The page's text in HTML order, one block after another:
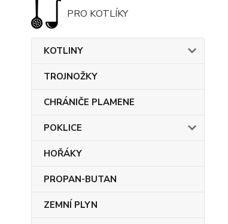
PRO KOTLÍKY
KOTLINY
TROJNOŽKY
CHRÁNIČE PLAMENE
POKLICE
HOŘÁKY
PROPAN-BUTAN
ZEMNÍ PLYN